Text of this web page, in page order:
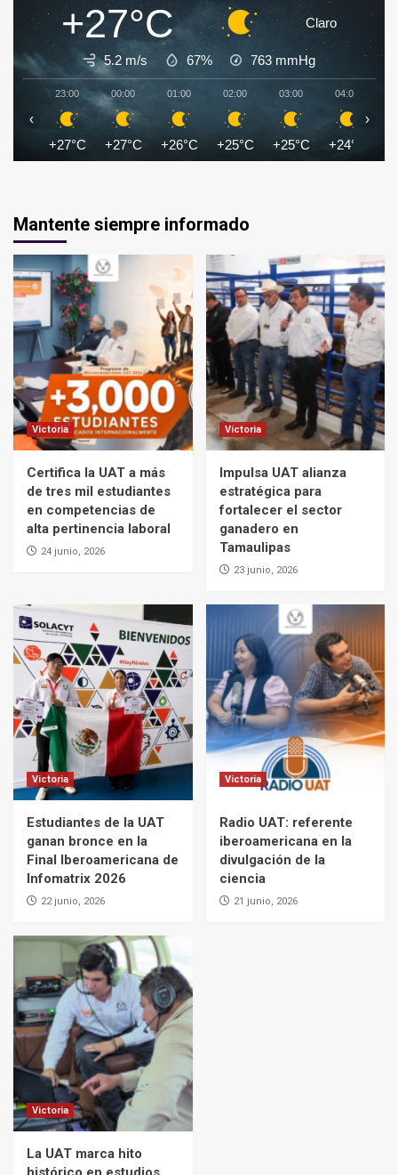
+27°C Claro
5.2 m/s 67% 763 mmHg
23:00
+27°C
00:00
+27°C
01:00
+26°C
02:00
+25°C
03:00
+25°C
04:00
+24°C
‹ ›
Mantente siempre informado
Victoria
Certifica la UAT a más
de tres mil estudiantes
en competencias de
alta pertinencia laboral
24 junio, 2026
Victoria
Impulsa UAT alianza
estratégica para
fortalecer el sector
ganadero en
Tamaulipas
23 junio, 2026
Victoria
Estudiantes de la UAT
ganan bronce en la
Final Iberoamericana de
Infomatrix 2026
22 junio, 2026
Victoria
Radio UAT: referente
iberoamericana en la
divulgación de la
ciencia
21 junio, 2026
Victoria
La UAT marca hito